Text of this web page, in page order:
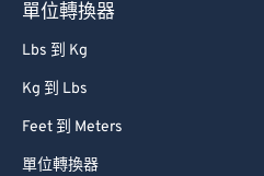
單位轉換器
Lbs 到 Kg
Kg 到 Lbs
Feet 到 Meters
單位轉換器